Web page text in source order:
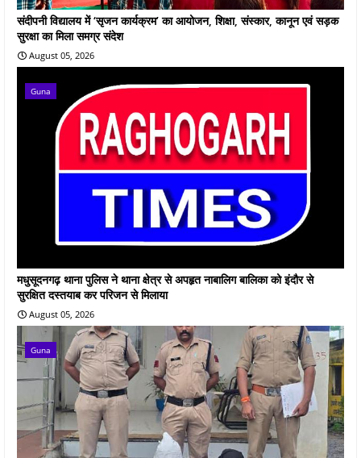
संदीपनी विद्यालय में ‘सृजन कार्यक्रम’ का आयोजन, शिक्षा, संस्कार, कानून एवं सड़क
सुरक्षा का मिला समग्र संदेश
August 05, 2026
Guna
मधुसूदनगढ़ थाना पुलिस ने थाना क्षेत्र से अपहृत नाबालिग बालिका को इंदौर से
सुरक्षित दस्तयाब कर परिजन से मिलाया
August 05, 2026
Guna